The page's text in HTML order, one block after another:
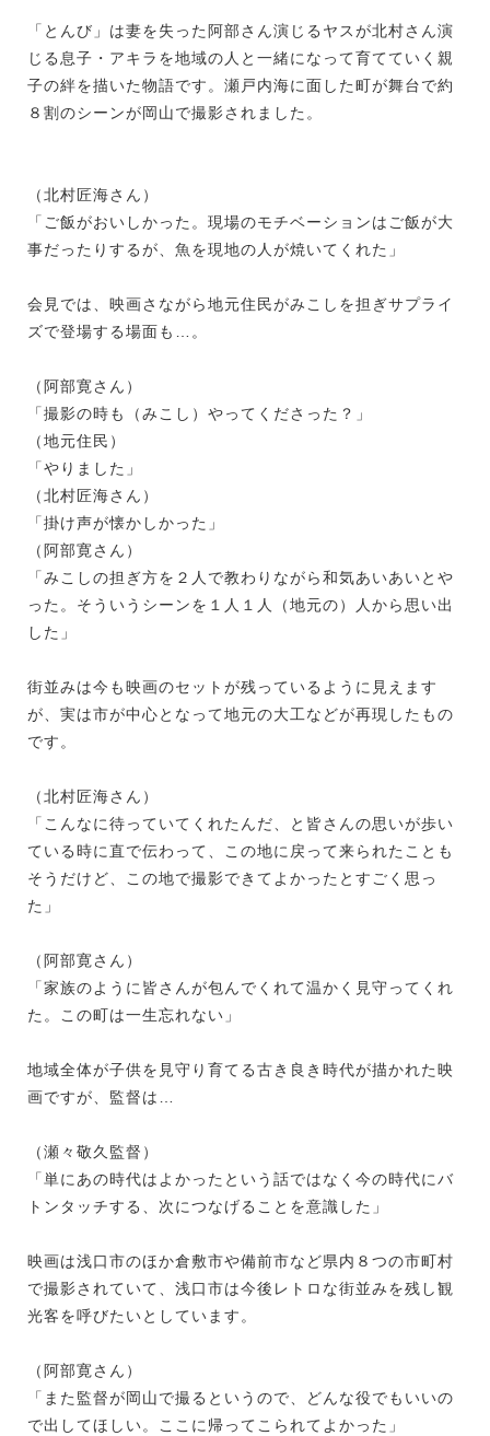
「とんび」は妻を失った阿部さん演じるヤスが北村さん演
じる息子・アキラを地域の人と一緒になって育てていく親
子の絆を描いた物語です。瀬戸内海に面した町が舞台で約
８割のシーンが岡山で撮影されました。
（北村匠海さん）
「ご飯がおいしかった。現場のモチベーションはご飯が大
事だったりするが、魚を現地の人が焼いてくれた」
会見では、映画さながら地元住民がみこしを担ぎサプライ
ズで登場する場面も…。
（阿部寛さん）
「撮影の時も（みこし）やってくださった？」
（地元住民）
「やりました」
（北村匠海さん）
「掛け声が懐かしかった」
（阿部寛さん）
「みこしの担ぎ方を２人で教わりながら和気あいあいとや
った。そういうシーンを１人１人（地元の）人から思い出
した」
街並みは今も映画のセットが残っているように見えます
が、実は市が中心となって地元の大工などが再現したもの
です。
（北村匠海さん）
「こんなに待っていてくれたんだ、と皆さんの思いが歩い
ている時に直で伝わって、この地に戻って来られたことも
そうだけど、この地で撮影できてよかったとすごく思っ
た」
（阿部寛さん）
「家族のように皆さんが包んでくれて温かく見守ってくれ
た。この町は一生忘れない」
地域全体が子供を見守り育てる古き良き時代が描かれた映
画ですが、監督は…
（瀬々敬久監督）
「単にあの時代はよかったという話ではなく今の時代にバ
トンタッチする、次につなげることを意識した」
映画は浅口市のほか倉敷市や備前市など県内８つの市町村
で撮影されていて、浅口市は今後レトロな街並みを残し観
光客を呼びたいとしています。
（阿部寛さん）
「また監督が岡山で撮るというので、どんな役でもいいの
で出してほしい。ここに帰ってこられてよかった」